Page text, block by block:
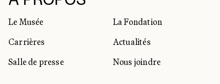
Le Musée
La Fondation
Carrières
Actualités
Salle de presse
Nous joindre